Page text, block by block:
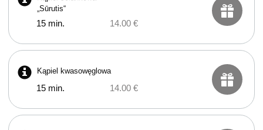
„Sūrutis“
15 min. 14.00 €
Kąpiel kwasowęglowa
15 min. 14.00 €